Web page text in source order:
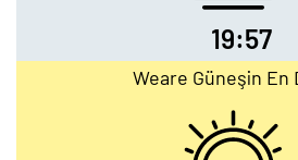
19:57
Weare Güneşin En